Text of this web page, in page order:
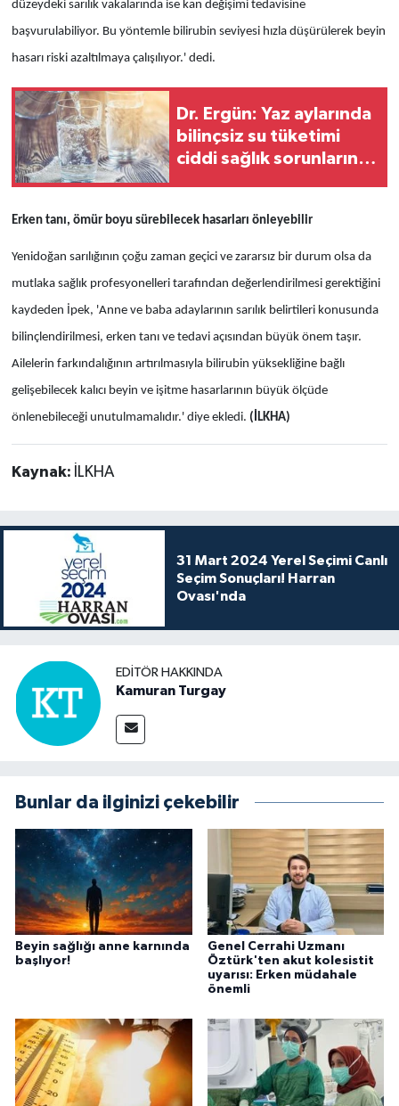
düzeydeki sarılık vakalarında ise kan değişimi tedavisine
başvurulabiliyor. Bu yöntemle bilirubin seviyesi hızla düşürülerek beyin
hasarı riski azaltılmaya çalışılıyor.' dedi.
Dr. Ergün: Yaz aylarında
bilinçsiz su tüketimi
ciddi sağlık sorunlarına
Erken tanı, ömür boyu sürebilecek hasarları önleyebilir
Yenidoğan sarılığının çoğu zaman geçici ve zararsız bir durum olsa da
mutlaka sağlık profesyonelleri tarafından değerlendirilmesi gerektiğini
kaydeden İpek, 'Anne ve baba adaylarının sarılık belirtileri konusunda
bilinçlendirilmesi, erken tanı ve tedavi açısından büyük önem taşır.
Ailelerin farkındalığının artırılmasıyla bilirubin yüksekliğine bağlı
gelişebilecek kalıcı beyin ve işitme hasarlarının büyük ölçüde
önlenebileceği unutulmamalıdır.' diye ekledi. (İLKHA)
Kaynak: İLKHA
31 Mart 2024 Yerel Seçimi Canlı
Seçim Sonuçları! Harran
Ovası'nda
EDITÖR HAKKINDA
Kamuran Turgay
Bunlar da ilginizi çekebilir
Beyin sağlığı anne karnında
başlıyor!
Genel Cerrahi Uzmanı
Öztürk'ten akut kolesistit
uyarısı: Erken müdahale
önemli